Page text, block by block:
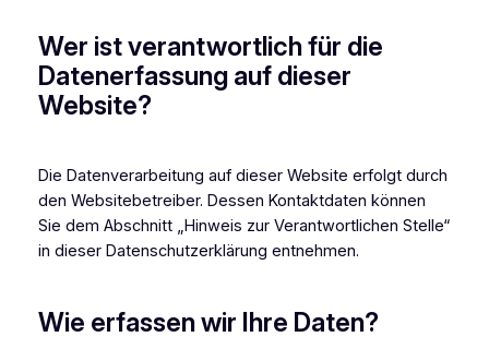
Wer ist verantwortlich für die
Datenerfassung auf dieser
Website?
Die Datenverarbeitung auf dieser Website erfolgt durch
den Websitebetreiber. Dessen Kontaktdaten können
Sie dem Abschnitt „Hinweis zur Verantwortlichen Stelle“
in dieser Datenschutzerklärung entnehmen.
Wie erfassen wir Ihre Daten?